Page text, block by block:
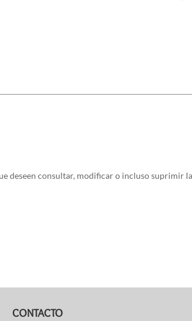
deseen consultar, modificar o incluso suprimir
CONTACTO